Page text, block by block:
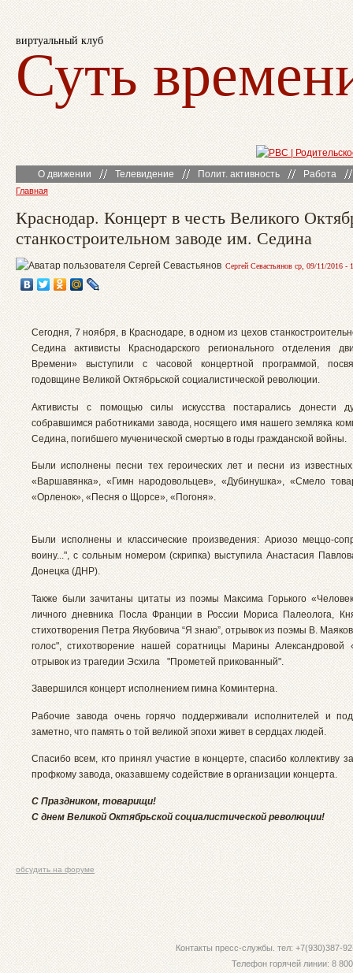
виртуальный клуб
Суть
О движении Телевидение Полит. активность Работа
Главная
Краснодар. Концерт в честь Великого
станкостроительном заводе им. Седина
Сергей Севастьянов ср, 09/11/2016 -
Сегодня, 7 ноября, в Краснодаре, в одном из цехов
Седина активисты Краснодарского регионального отделения
Времени» выступили с часовой концертной программой,
годовщине Великой Октябрьской социалистической революции.
Активисты с помощью силы искусства постарались донести
собравшимся работниками завода, носящего имя нашего земляка
Седина, погибшего мученической смертью в годы гражданской войны.
Были исполнены песни тех героических лет и песни из
«Варшавянка», «Гимн народовольцев», «Дубинушка», «Смело
«Орленок», «Песня о Щорсе», «Погоня».
Были исполнены и классические произведения: Ариозо меццо-
воину...", с сольным номером (скрипка) выступила Анастасия
Донецка (ДНР).
Также были зачитаны цитаты из поэмы Максима Горького
личного дневника Посла Франции в России Мориса Палеолога,
стихотворения Петра Якубовича “Я знаю”, отрывок из поэмы В.
голос", стихотворение нашей соратницы Марины Александровой
отрывок из трагедии Эсхила "Прометей прикованный".
Завершился концерт исполнением гимна Коминтерна.
Рабочие завода очень горячо поддерживали исполнителей и
заметно, что память о той великой эпохи живет в сердцах людей.
Спасибо всем, кто принял участие в концерте, спасибо коллективу
профкому завода, оказавшему содействие в организации концерта.
С Праздником, товарищи!
С днем Великой Октябрьской социалистической революции!
обсудить на форуме
Контакты пресс-службы. тел: +7(930)387-
Телефон горячей линии: 8